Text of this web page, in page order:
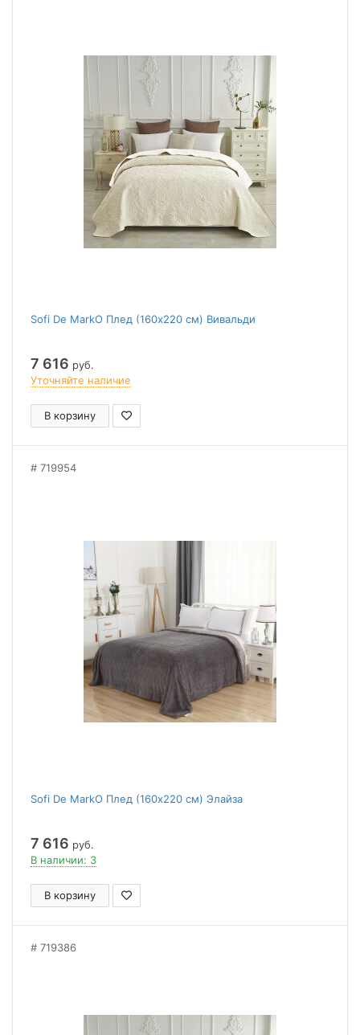
Sofi De MarkO Плед (160x220 см) Вивальди
7 616 руб.
Уточняйте наличие
В корзину
719954
Sofi De MarkO Плед (160x220 см) Элайза
7 616 руб.
В наличии: 3
В корзину
719386